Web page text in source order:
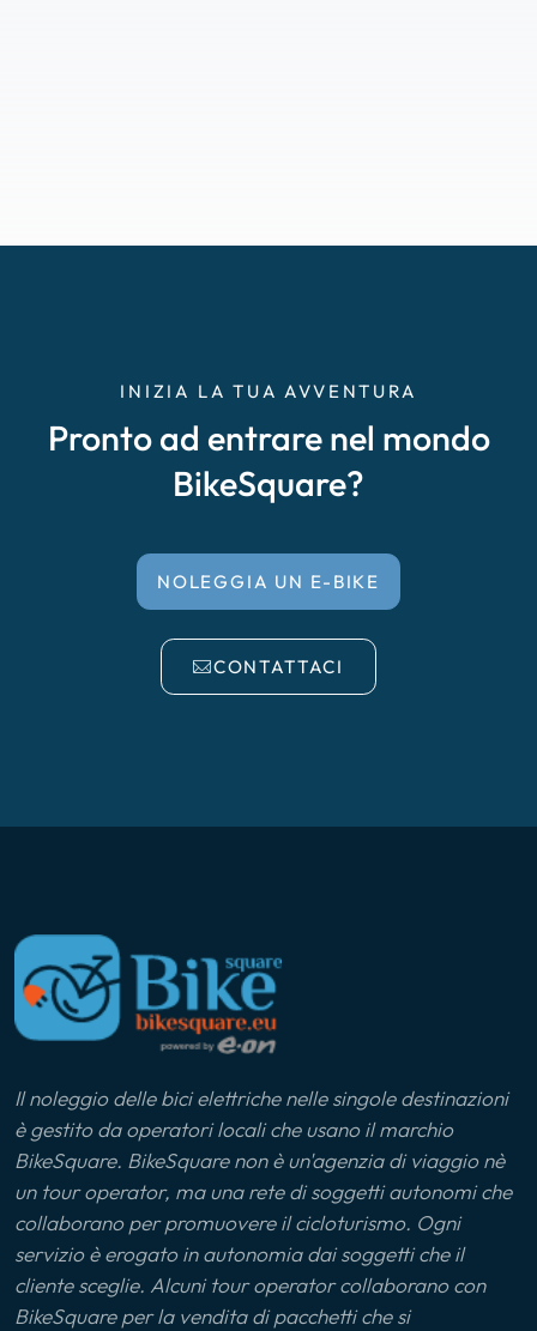
INIZIA LA TUA AVVENTURA
Pronto ad entrare nel mondo
BikeSquare?
NOLEGGIA UN E-BIKE
CONTATTACI
Il noleggio delle bici elettriche nelle singole destinazioni
è gestito da operatori locali che usano il marchio
BikeSquare. BikeSquare non è un'agenzia di viaggio nè
un tour operator, ma una rete di soggetti autonomi che
collaborano per promuovere il cicloturismo. Ogni
servizio è erogato in autonomia dai soggetti che il
cliente sceglie. Alcuni tour operator collaborano con
BikeSquare per la vendita di pacchetti che si